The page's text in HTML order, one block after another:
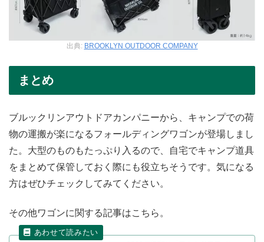
出典: BROOKLYN OUTDOOR COMPANY
まとめ
ブルックリンアウトドアカンパニーから、キャンプでの荷
物の運搬が楽になるフォールディングワゴンが登場しまし
た。大型のものもたっぷり入るので、自宅でキャンプ道具
をまとめて保管しておく際にも役立ちそうです。気になる
方はぜひチェックしてみてください。
その他ワゴンに関する記事はこちら。